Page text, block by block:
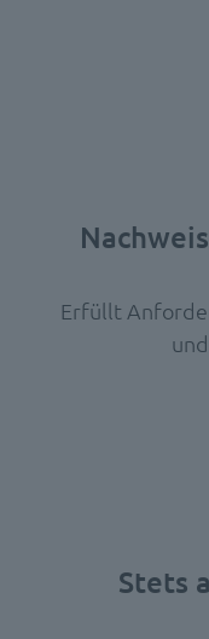
Erfüllt
Stets